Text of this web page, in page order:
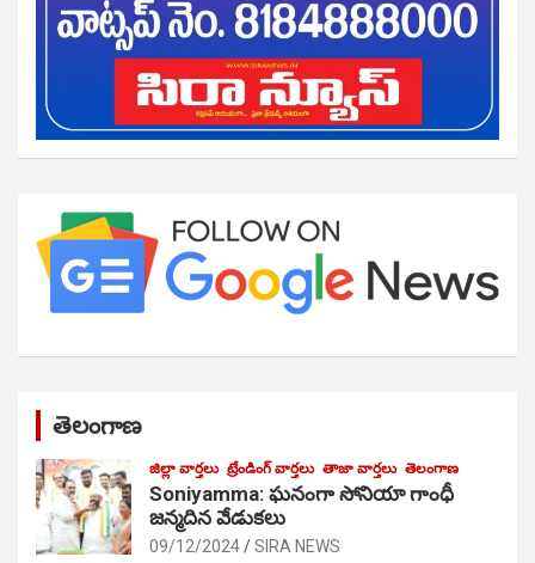
తెలంగాణ
జిల్లా వార్తలు ట్రేండింగ్ వార్తలు తాజా వార్తలు తెలంగాణ
Soniyamma: ఘ‌నంగా సోనియా గాంధీ
జ‌న్మ‌దిన వేడుక‌లు
09/12/2024 SIRA NEWS